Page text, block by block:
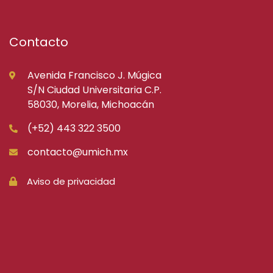
Contacto
Avenida Francisco J. Múgica
S/N Ciudad Universitaria C.P.
58030, Morelia, Michoacán
(+52) 443 322 3500
contacto@umich.mx
Aviso de privacidad